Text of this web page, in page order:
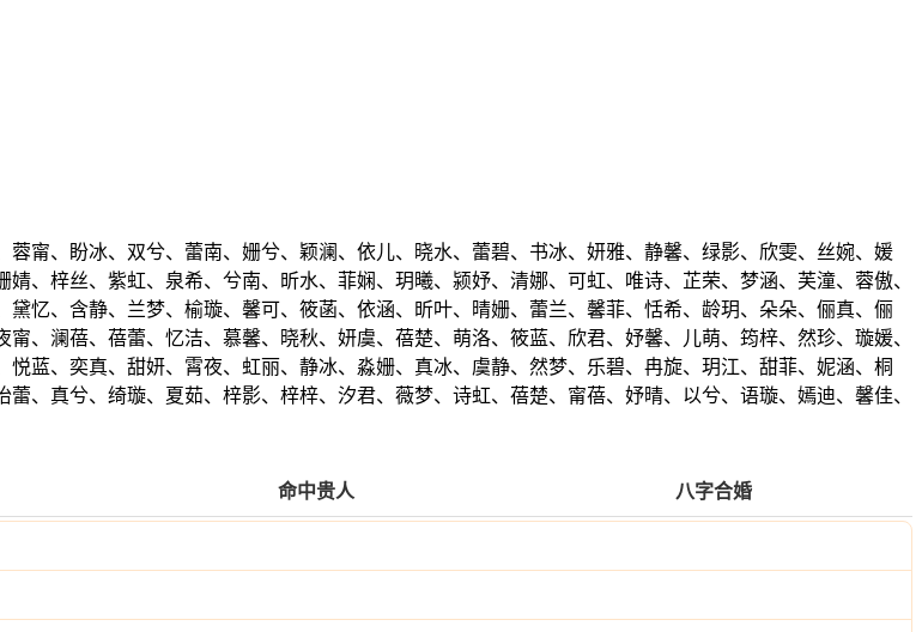
甯、盼冰、双兮、蕾南、姗兮、颖澜、依儿、晓水、蕾碧、书冰、妍雅、静馨、绿影、欣雯、丝婉、媛
、梓丝、紫虹、泉希、兮南、昕水、菲娴、玥曦、颍妤、清娜、可虹、唯诗、芷荣、梦涵、芙潼、蓉傲、
忆、含静、兰梦、榆璇、馨可、筱菡、依涵、昕叶、晴姗、蕾兰、馨菲、恬希、龄玥、朵朵、俪真、俪
、澜蓓、蓓蕾、忆洁、慕馨、晓秋、妍虞、蓓楚、萌洛、筱蓝、欣君、妤馨、儿萌、筠梓、然珍、璇媛、
蓝、奕真、甜妍、霄夜、虹丽、静冰、淼姗、真冰、虞静、然梦、乐碧、冉旋、玥江、甜菲、妮涵、桐
、真兮、绮璇、夏茹、梓影、梓梓、汐君、薇梦、诗虹、蓓楚、甯蓓、妤晴、以兮、语璇、嫣迪、馨佳、
命中贵人 八字合婚